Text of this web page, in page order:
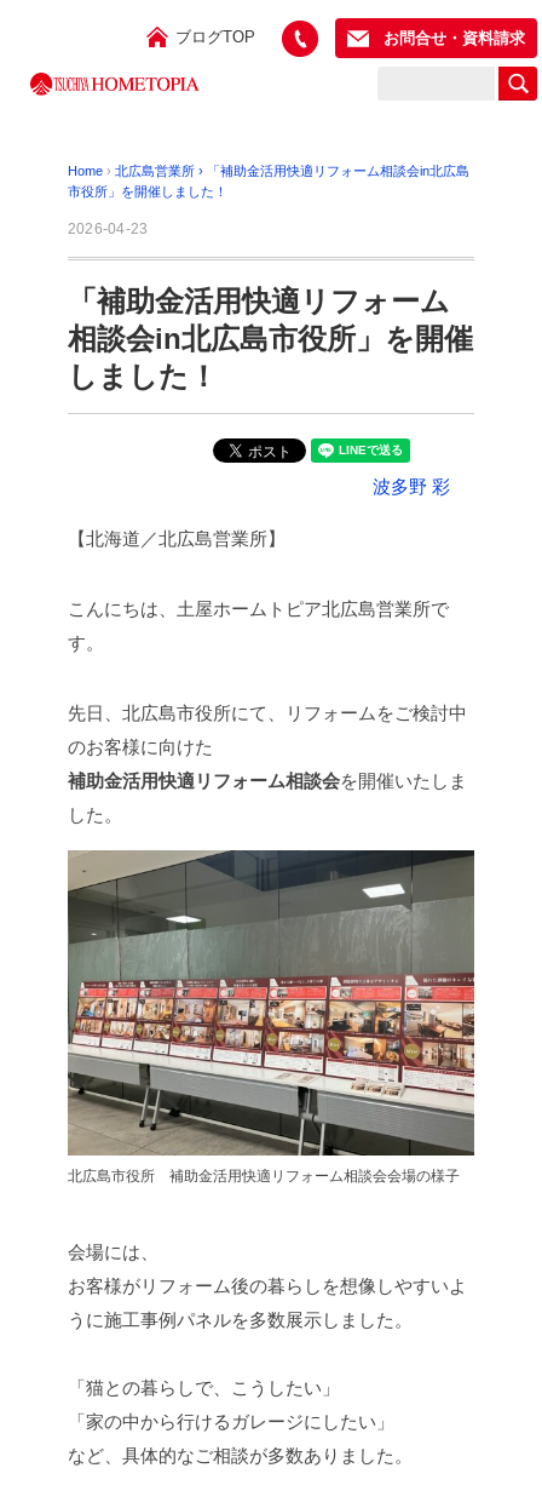
ブログTOP お問合せ・資料請求
Home › 北広島営業所 ›
「補助金活用快適リフォーム相談会in北広島
市役所」を開催しました！
2026-04-23
「補助金活用快適リフォーム
相談会in北広島市役所」を開催
しました！
波多野 彩
【北海道／北広島営業所】
こんにちは、土屋ホームトピア北広島営業所で
す。
先日、北広島市役所にて、リフォームをご検討中
のお客様に向けた
補助金活用快適リフォーム相談会を開催いたしま
した。
北広島市役所 補助金活用快適リフォーム相談会会場の様子
会場には、
お客様がリフォーム後の暮らしを想像しやすいよ
うに施工事例パネルを多数展示しました。
「猫との暮らしで、こうしたい」
「家の中から行けるガレージにしたい」
など、具体的なご相談が多数ありました。